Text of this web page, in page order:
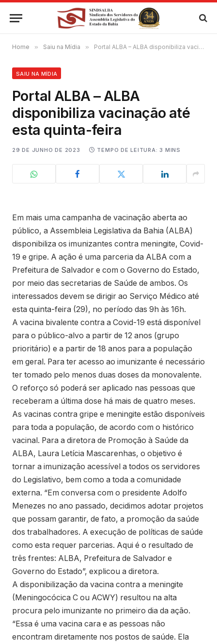
Home » Saiu na Mídia » Portal ALBA – ALBA disponibiliza vacinação até esta quinta-feira
SAIU NA MÍDIA
Portal ALBA – ALBA
disponibiliza vacinação até
esta quinta-feira
29 DE JUNHO DE 2023 TEMPO DE LEITURA: 3 MINS
Em mais uma campanha de vacinação aberta ao
público, a Assembleia Legislativa da Bahia (ALBA)
disponibiliza os imunizantes contra meningite, Covid-
19 e gripe. A ação é uma parceria da ALBA com a
Prefeitura de Salvador e com o Governo do Estado,
por meio das secretarias de Saúde de ambos. Os
interessados devem se dirigir ao Serviço Médico até
esta quinta-feira (29), no período das 9h às 16h.
A vacina bivalente contra a Covid-19 está disponível
para o público-alvo a partir de 12 anos (grupo
prioritário) e a partir de 18 anos para a população
em geral. Para ter acesso ao imunizante é necessário
ter tomado pelo menos duas doses da monovalente.
O reforço só poderá ser aplicado nas pessoas que
receberam a última dose há mais de quatro meses.
As vacinas contra gripe e meningite estão disponíveis
para toda a população, de acordo com o histórico
vacinal. Para a diretora de Promoção à Saúde da
ALBA, Laura Letícia Mascarenhas, o objetivo é
tornar a imunização acessível a todos os servidores
do Legislativo, bem como a toda a comunidade
externa. “Em conversa com o presidente Adolfo
Menezes no ano passado, decidimos adotar projetos
que possam garantir, de fato, a promoção da saúde
dos trabalhadores. A execução de políticas de saúde
como esta requer parcerias. Aqui é o resultado de
três frentes: ALBA, Prefeitura de Salvador e
Governo do Estado”, explicou a diretora.
A disponibilização da vacina contra a meningite
(Meningocócica C ou ACWY) resultou na alta
procura pelo imunizante no primeiro dia da ação.
“Essa é uma vacina cara e as pessoas não
encontram diretamente nos postos de saúde. Ela